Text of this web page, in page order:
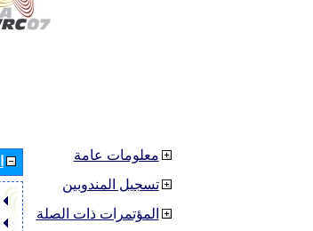
معلومات عامة
تسجيل المندوبين
المؤتمرات ذات الصلة